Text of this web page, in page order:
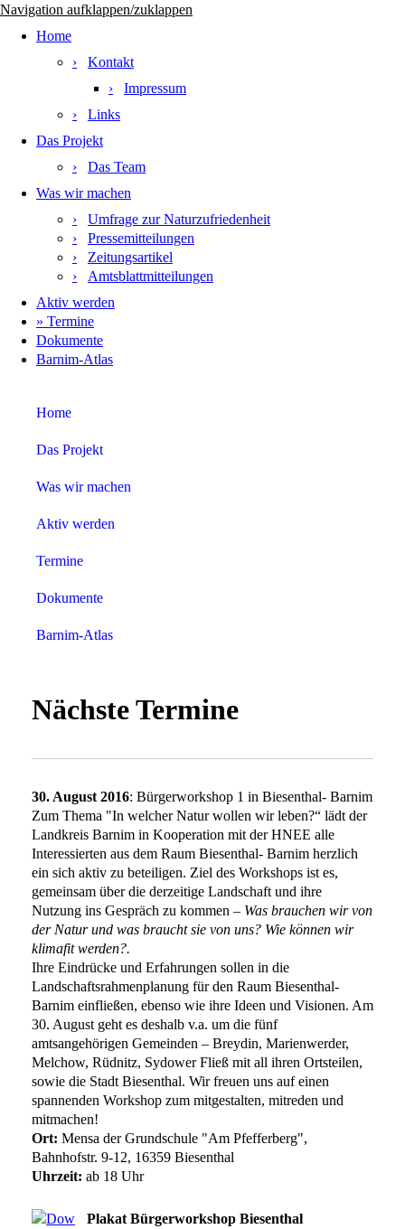
Navigation aufklappen/zuklappen
Home
Kontakt
Impressum
Links
Das Projekt
Das Team
Was wir machen
Umfrage zur Naturzufriedenheit
Pressemitteilungen
Zeitungsartikel
Amtsblattmitteilungen
Aktiv werden
Termine
Dokumente
Barnim-Atlas
BARnim im Wandel
Anpass.BAR
Home
Das Projekt
Was wir machen
Aktiv werden
Termine
Dokumente
Barnim-Atlas
Nächste Termine
30. August 2016: Bürgerworkshop 1 in Biesenthal- Barnim
Zum Thema "In welcher Natur wollen wir leben?“ lädt der
Landkreis Barnim in Kooperation mit der HNEE alle
Interessierten aus dem Raum Biesenthal- Barnim herzlich
ein sich aktiv zu beteiligen. Ziel des Workshops ist es,
gemeinsam über die derzeitige Landschaft und ihre
Nutzung ins Gespräch zu kommen – Was brauchen wir von
der Natur und was braucht sie von uns? Wie können wir
klimafit werden?.
Ihre Eindrücke und Erfahrungen sollen in die
Landschaftsrahmenplanung für den Raum Biesenthal-
Barnim einfließen, ebenso wie ihre Ideen und Visionen. Am
30. August geht es deshalb v.a. um die fünf
amtsangehörigen Gemeinden – Breydin, Marienwerder,
Melchow, Rüdnitz, Sydower Fließ mit all ihren Ortsteilen,
sowie die Stadt Biesenthal. Wir freuen uns auf einen
spannenden Workshop zum mitgestalten, mitreden und
mitmachen!
Ort: Mensa der Grundschule "Am Pfefferberg",
Bahnhofstr. 9-12, 16359 Biesenthal
Uhrzeit: ab 18 Uhr
Plakat Bürgerworkshop Biesenthal